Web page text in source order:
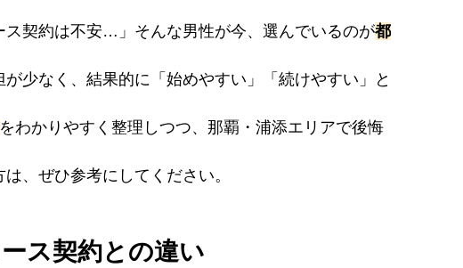
ス契約は不安…」そんな男性が今、選んでいるのが都
少なく、結果的に「始めやすい」「続けやすい」と
をわかりやすく整理しつつ、那覇・浦添エリアで後悔
、ぜひ参考にしてください。
ス契約との違い